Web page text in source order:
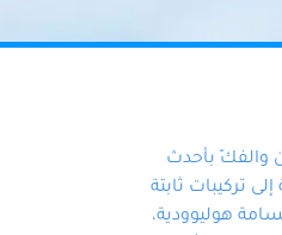
والفكّ بأحدث
تركيبات ثابتة
هوليوودية،